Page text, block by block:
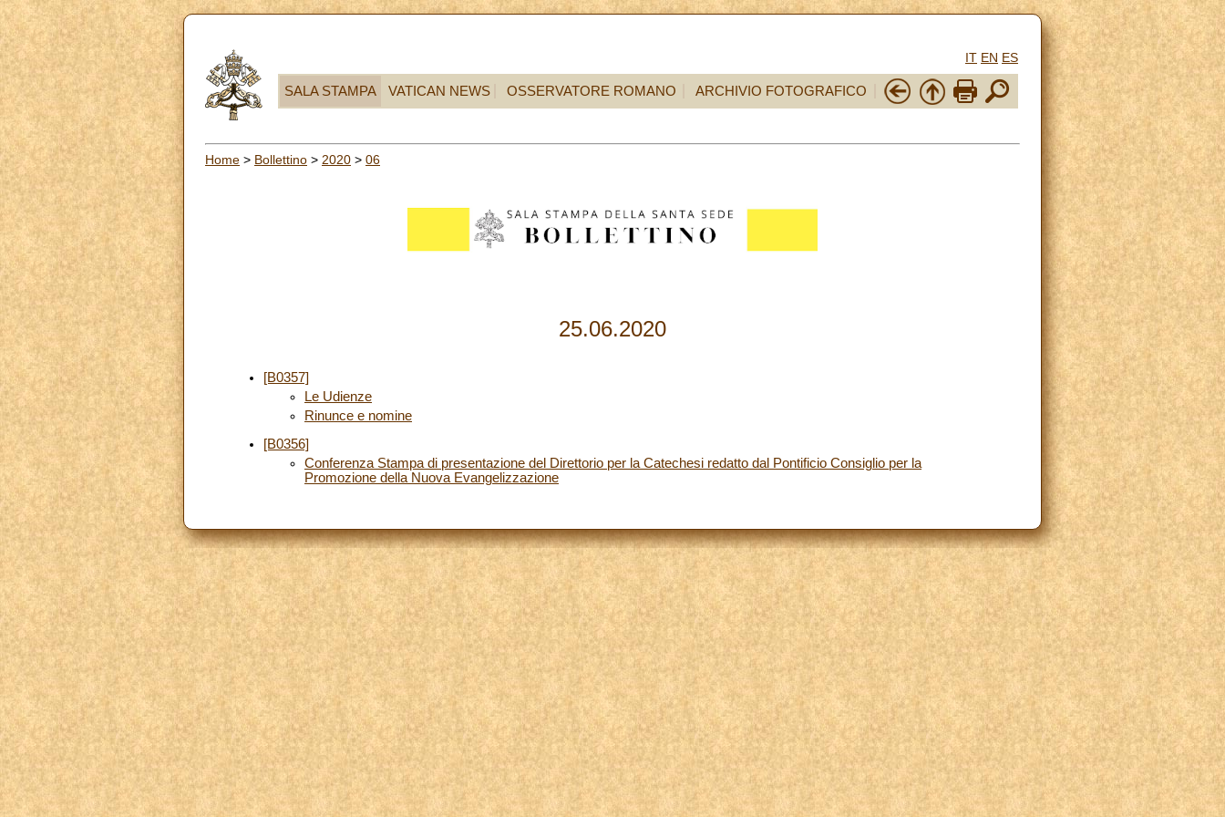
IT EN ES
SALA STAMPA VATICAN NEWS OSSERVATORE ROMANO ARCHIVIO FOTOGRAFICO
Home > Bollettino > 2020 > 06
25.06.2020
[B0357]
Le Udienze
Rinunce e nomine
[B0356]
Conferenza Stampa di presentazione del Direttorio per la Catechesi redatto dal Pontificio Consiglio per la
Promozione della Nuova Evangelizzazione